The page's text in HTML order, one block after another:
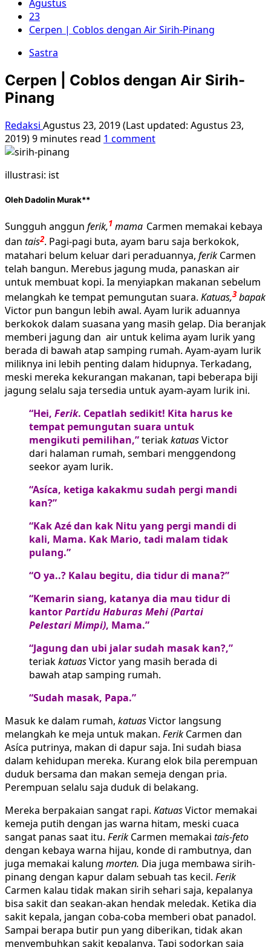
Agustus
23
Cerpen | Coblos dengan Air Sirih-Pinang
Sastra
Cerpen | Coblos dengan Air Sirih-
Pinang
Redaksi Agustus 23, 2019 (Last updated: Agustus 23,
2019)9 minutes read 1 comment
illustrasi: ist
OlehDadolin Murak**
Sungguh anggun ferik,1 mama Carmen memakai kebaya
dan tais2. Pagi-pagi buta, ayam baru saja berkokok,
matahari belum keluar dari peraduannya, ferik Carmen
telah bangun. Merebus jagung muda, panaskan air
untuk membuat kopi. Ia menyiapkan makanan sebelum
melangkah ke tempat pemungutan suara. Katuas,3bapak
Victor pun bangun lebih awal. Ayam lurik aduannya
berkokok dalam suasana yang masih gelap. Dia beranjak
memberi jagung dan air untuk kelima ayam lurik yang
berada di bawah atap samping rumah. Ayam-ayam lurik
miliknya ini lebih penting dalam hidupnya. Terkadang,
meski mereka kekurangan makanan, tapi beberapa biji
jagung selalu saja tersedia untuk ayam-ayam lurik ini.
“Hei, Ferik. Cepatlah sedikit! Kita harus ke
tempat pemungutan suara untuk
mengikuti pemilihan,”teriakkatuasVictor
dari halaman rumah, sembari menggendong
seekor ayam lurik.
“Asíca, ketiga kakakmu sudah pergi mandi
kan?”
“Kak Azé dan kak Nitu yang pergi mandi di
kali, Mama. Kak Mario, tadi malam tidak
pulang.”
“O ya..? Kalau begitu, dia tidur di mana?”
“Kemarin siang, katanya dia mau tidur di
kantorPartidu Haburas Mehi (Partai
Pelestari Mimpi), Mama.”
“Jagung dan ubi jalar sudah masak kan?,”
teriakkatuasVictor yang masih berada di
bawah atap samping rumah.
“Sudah masak, Papa.”
Masuk ke dalam rumah, katuasVictor langsung
melangkah ke meja untuk makan. Ferik Carmen dan
Asíca putrinya, makan di dapur saja. Ini sudah biasa
dalam kehidupan mereka. Kurang elok bila perempuan
duduk bersama dan makan semeja dengan pria.
Perempuan selalu saja duduk di belakang.
Mereka berpakaian sangat rapi. KatuasVictor memakai
kemeja putih dengan jas warna hitam, meski cuaca
sangat panas saat itu. Ferik Carmen memakai tais-feto
dengan kebaya warna hijau, konde di rambutnya, dan
juga memakai kalung morten. Dia juga membawa sirih-
pinang dengan kapur dalam sebuah tas kecil. Ferik
Carmen kalau tidak makan sirih sehari saja, kepalanya
bisa sakit dan seakan-akan hendak meledak. Ketika dia
sakit kepala, jangan coba-coba memberi obat panadol.
Sampai berapa butir pun yang diberikan, tidak akan
menyembuhkan sakit kepalanya. Tapi sodorkan saja